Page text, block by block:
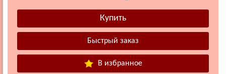
В избранное